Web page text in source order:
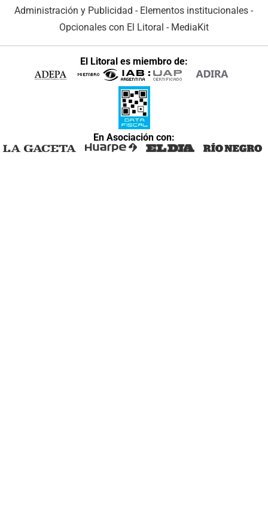
Administración y Publicidad - Elementos institucionales -
Opcionales con El Litoral - MediaKit
El Litoral es miembro de:
En Asociación con: